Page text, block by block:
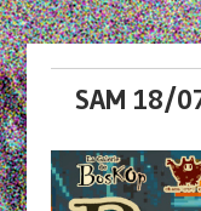
SAM 18/